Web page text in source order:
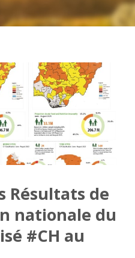
Résultats de
nationale du
#CH au